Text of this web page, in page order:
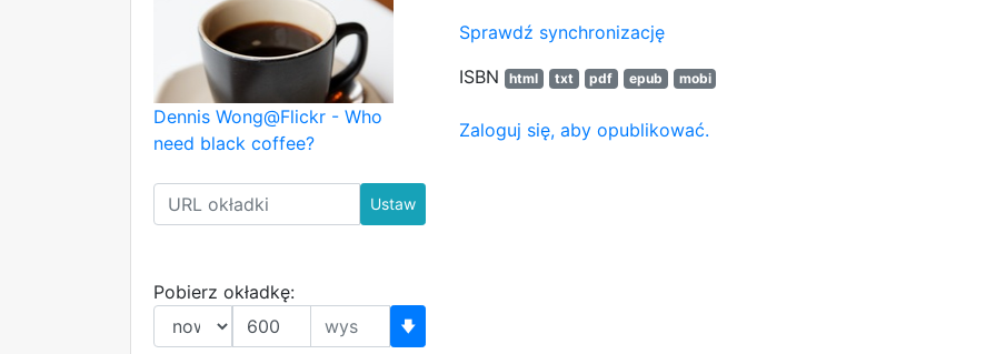
Dennis Wong@Flickr - Who
need black coffee?
Ustaw
Pobierz okładkę:
🡇
Sprawdź synchronizację
ISBN
html txt pdf epub mobi
Zaloguj się, aby opublikować.